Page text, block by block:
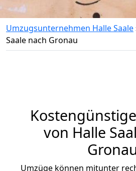
Umzugsunternehmen Halle Saale
Saale nach Gronau
von Halle
Umzüge können mitunter